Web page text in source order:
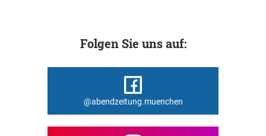
Folgen Sie uns auf:
@abendzeitung.muenchen